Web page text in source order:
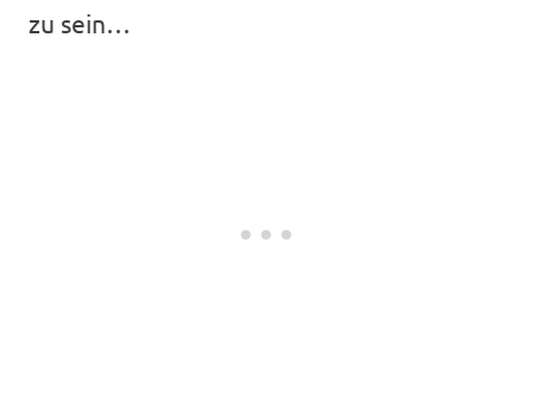
zu sein…